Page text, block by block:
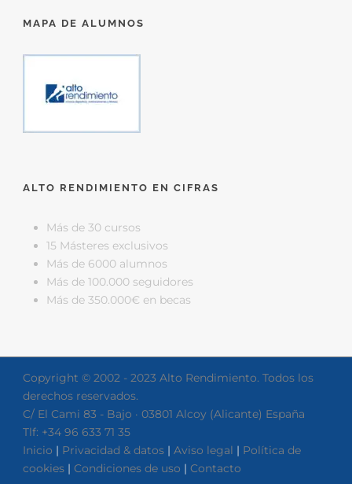
MAPA DE ALUMNOS
ALTO RENDIMIENTO EN CIFRAS
Más de 30 cursos
15 Másteres exclusivos
Más de 6000 alumnos
Más de 100.000 seguidores
Más de 350.000€ en becas
Copyright © 2002 - 2023 Alto Rendimiento. Todos los
derechos reservados.
C/ El Cami 83 - Bajo · 03801 Alcoy (Alicante) España
Tlf: +34 96 633 71 35
Inicio | Privacidad & datos | Aviso legal | Política de
cookies | Condiciones de uso | Contacto